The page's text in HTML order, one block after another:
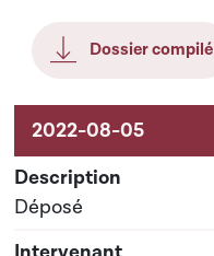
Dossier compilé
Aktivitéiten um Dossier
Déposé